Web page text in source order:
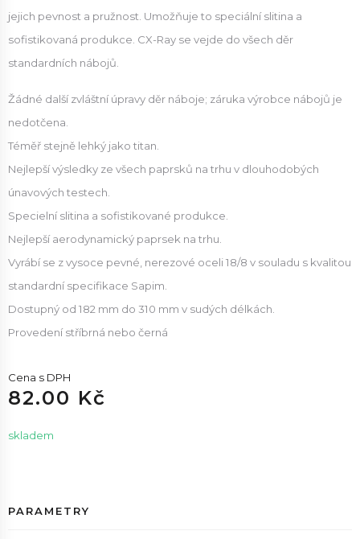
jejich pevnost a pružnost. Umožňuje to speciální slitina a
sofistikovaná produkce. CX-Ray se vejde do všech děr
standardních nábojů.
Žádné další zvláštní úpravy děr náboje; záruka výrobce nábojů je
nedotčena.
Téměř stejně lehký jako titan.
Nejlepší výsledky ze všech paprsků na trhu v dlouhodobých
únavových testech.
Specielní slitina a sofistikované produkce.
Nejlepší aerodynamický paprsek na trhu.
Vyrábí se z vysoce pevné, nerezové oceli 18/8 v souladu s kvalitou
standardní specifikace Sapim.
Dostupný od 182 mm do 310 mm v sudých délkách.
Provedení stříbrná nebo černá
Cena s DPH
82.00 Kč
skladem
PARAMETRY